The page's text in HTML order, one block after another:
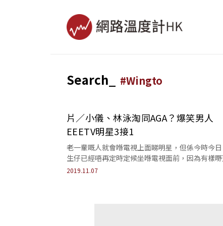
Search_ #Wingto
片／小儀、林泳淘同AGA？爆笑男人
EEETV明星3接1
老一輩嘅人就會喺電視上面睇明星，但係今時今
生仔已經唔再定時定候坐喺電視面前，因為有樣
吸引，呢樣嘢叫做電腦。電腦都唔出奇，最最重要
2019.11.07